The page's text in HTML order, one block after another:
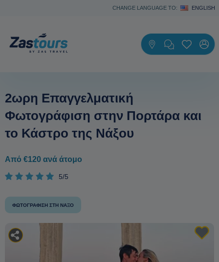
CHANGE LANGUAGE TO: ENGLISH
2ωρη Επαγγελματική
Φωτογράφιση στην Πορτάρα και
το Κάστρο της Νάξου
Από €120 ανά άτομο
5/5
ΦΩΤΟΓΡΆΦΙΣΗ ΣΤΗ ΝΆΞΟ